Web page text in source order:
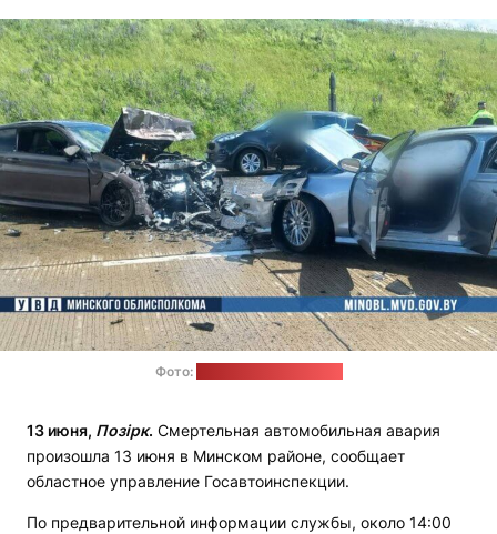
Фото:
13 июня, Позірк. Смертельная автомобильная авария
произошла 13 июня в Минском районе, сообщает
областное управление Госавтоинспекции.
По предварительной информации службы, около 14:00